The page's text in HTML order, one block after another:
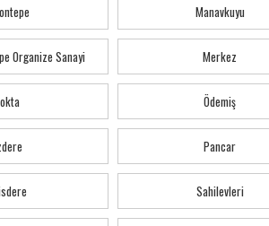
Manavkuyu
Organize Sanayi Merkez
Ödemiş
Pancar
Sahilevleri